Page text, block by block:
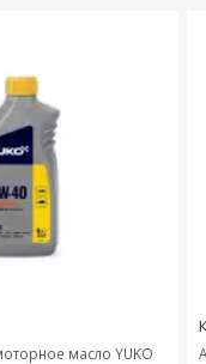
масло YUKO